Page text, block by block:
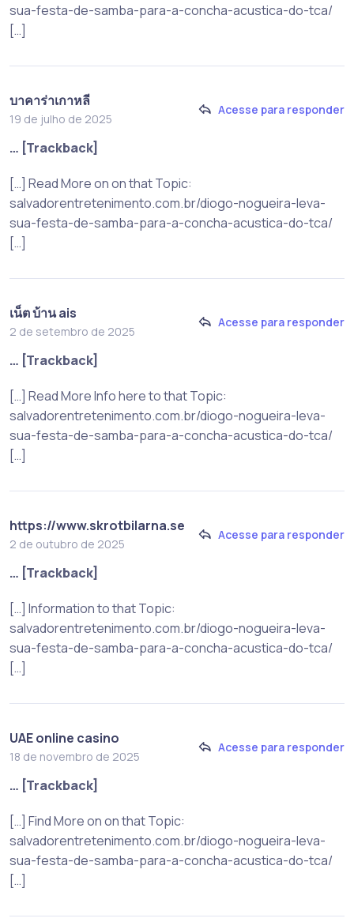
sua-festa-de-samba-para-a-concha-acustica-do-tca/
[…]
บาคาร่าเกาหลี
19 de julho de 2025
Acesse para responder
… [Trackback]
[…] Read More on on that Topic:
salvadorentretenimento.com.br/diogo-nogueira-leva-
sua-festa-de-samba-para-a-concha-acustica-do-tca/
[…]
เน็ต บ้าน ais
2 de setembro de 2025
Acesse para responder
… [Trackback]
[…] Read More Info here to that Topic:
salvadorentretenimento.com.br/diogo-nogueira-leva-
sua-festa-de-samba-para-a-concha-acustica-do-tca/
[…]
https://www.skrotbilarna.se
2 de outubro de 2025
Acesse para responder
… [Trackback]
[…] Information to that Topic:
salvadorentretenimento.com.br/diogo-nogueira-leva-
sua-festa-de-samba-para-a-concha-acustica-do-tca/
[…]
UAE online casino
18 de novembro de 2025
Acesse para responder
… [Trackback]
[…] Find More on on that Topic:
salvadorentretenimento.com.br/diogo-nogueira-leva-
sua-festa-de-samba-para-a-concha-acustica-do-tca/
[…]